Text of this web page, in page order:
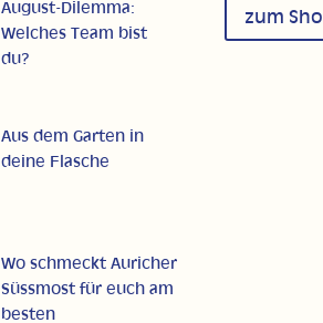
August-Dilemma:
Welches Team bist
du?
Aus dem Garten in
deine Flasche
Wo schmeckt Auricher
Süssmost für euch am
besten
zum